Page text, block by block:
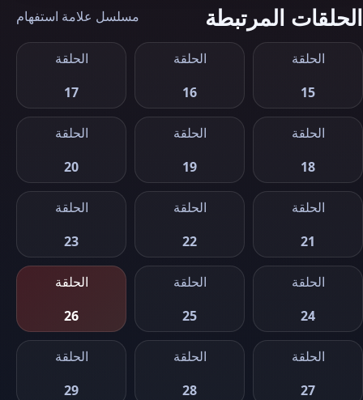
الحلقات المرتبطة مسلسل علامة استفهام
الحلقة
15
الحلقة
16
الحلقة
17
الحلقة
18
الحلقة
19
الحلقة
20
الحلقة
21
الحلقة
22
الحلقة
23
الحلقة
24
الحلقة
25
الحلقة
26
الحلقة
27
الحلقة
28
الحلقة
29